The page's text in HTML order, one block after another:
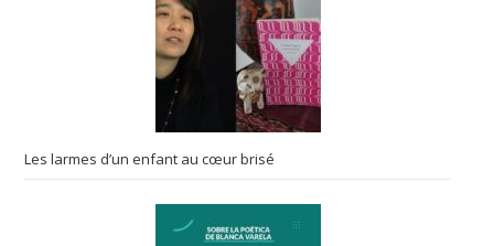
Les larmes d’un enfant au cœur brisé